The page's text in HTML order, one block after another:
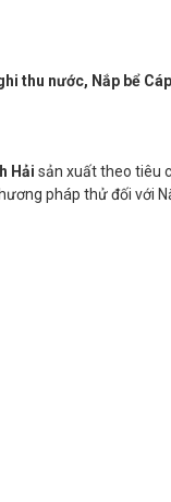
thu nước, Nắp bể
Hải sản xuất theo tiêu
pháp thử đối với